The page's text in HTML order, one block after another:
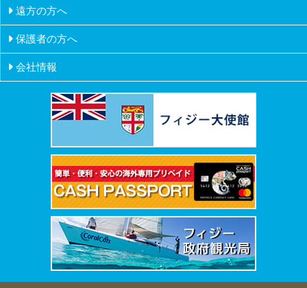
アメリカ
ハワイ
遠方の方へ
保護者の方へ
会社情報
会社概要
創業者挨拶
証券取引所IR情報
メディア掲載
採用情報
所在地